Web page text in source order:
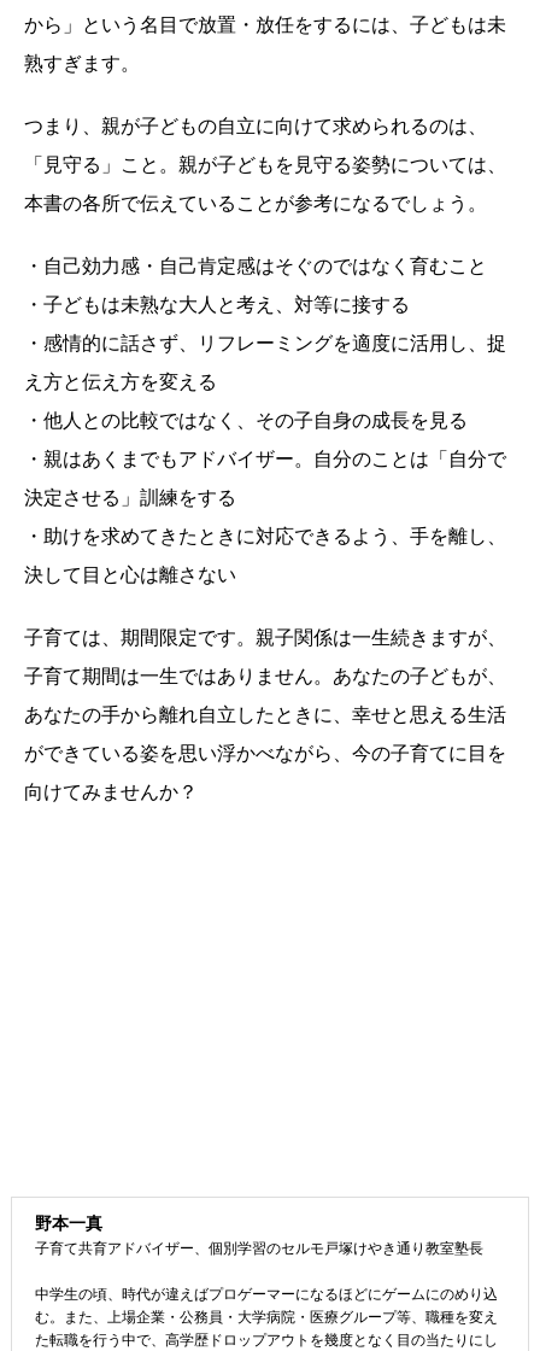
から」という名目で放置・放任をするには、子どもは未
熟すぎます。
つまり、親が子どもの自立に向けて求められるのは、
「見守る」こと。親が子どもを見守る姿勢については、
本書の各所で伝えていることが参考になるでしょう。
・自己効力感・自己肯定感はそぐのではなく育むこと
・子どもは未熟な大人と考え、対等に接する
・感情的に話さず、リフレーミングを適度に活用し、捉
え方と伝え方を変える
・他人との比較ではなく、その子自身の成長を見る
・親はあくまでもアドバイザー。自分のことは「自分で
決定させる」訓練をする
・助けを求めてきたときに対応できるよう、手を離し、
決して目と心は離さない
子育ては、期間限定です。親子関係は一生続きますが、
子育て期間は一生ではありません。あなたの子どもが、
あなたの手から離れ自立したときに、幸せと思える生活
ができている姿を思い浮かべながら、今の子育てに目を
向けてみませんか？
野本一真
子育て共育アドバイザー、個別学習のセルモ戸塚けやき通り教室塾長
中学生の頃、時代が違えばプロゲーマーになるほどにゲームにのめり込
む。また、上場企業・公務員・大学病院・医療グループ等、職種を変え
た転職を行う中で、高学歴ドロップアウトを幾度となく目の当たりにし